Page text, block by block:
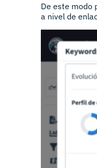
De este modo
a nivel de